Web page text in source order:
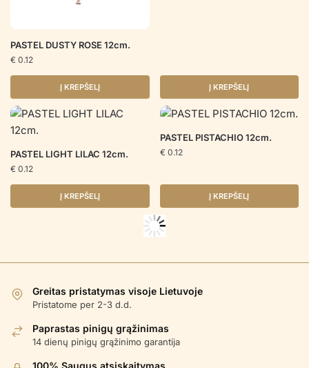
PASTEL DUSTY ROSE 12cm.
€ 0.12
Į KREPŠELĮ Į KREPŠELĮ
PASTEL LIGHT LILAC 12cm.
€ 0.12
Į KREPŠELĮ
PASTEL PISTACHIO 12cm.
€ 0.12
Į KREPŠELĮ
Greitas pristatymas visoje Lietuvoje
Pristatome per 2-3 d.d.
Paprastas pinigų grąžinimas
14 dienų pinigų grąžinimo garantija
100% Saugus atsiskaitymas